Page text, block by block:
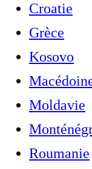
Croatie
Grèce
Kosovo
Moldavie
Roumanie